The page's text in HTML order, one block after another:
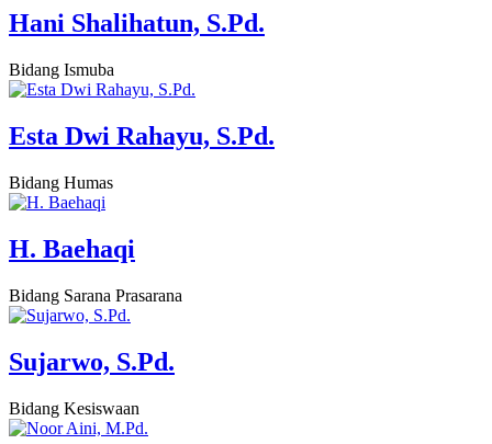
Hani Shalihatun, S.Pd.
Bidang Ismuba
Esta Dwi Rahayu, S.Pd.
Bidang Humas
H. Baehaqi
Bidang Sarana Prasarana
Sujarwo, S.Pd.
Bidang Kesiswaan